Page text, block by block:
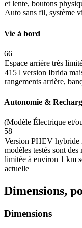
et lente, boutons
Auto sans fil, système
Vie à bord
66
Espace arrière très
415 l version Ibrida
rangements arrière,
Autonomie &
(Modèle Électrique et/
58
Version PHEV hybride
modèles testés sont
limitée à environ 1 km
actuelle
Dimensions,
Dimensions